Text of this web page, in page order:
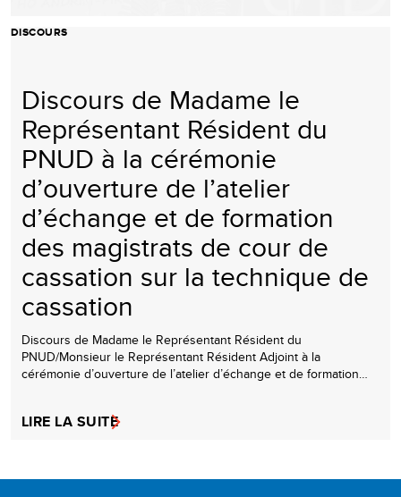
DISCOURS
Discours de Madame le
Représentant Résident du
PNUD à la cérémonie
d’ouverture de l’atelier
d’échange et de formation
des magistrats de cour de
cassation sur la technique de
cassation
Discours de Madame le Représentant Résident du
PNUD/Monsieur le Représentant Résident Adjoint à la
cérémonie d’ouverture de l’atelier d’échange et de formation…
LIRE LA SUITE